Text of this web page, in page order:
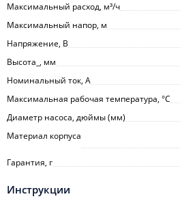
Максимальный расход, м³/ч
Максимальный напор, м
Напряжение, В
Высота_, мм
Номинальный ток, А
Максимальная рабочая температура, °С
Диаметр насоса, дюймы (мм)
Материал корпуса
Гарантия, г
Инструкции